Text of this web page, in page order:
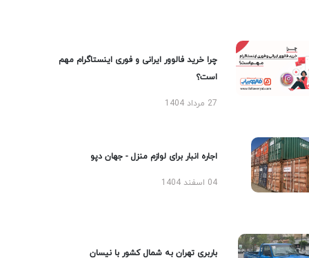
چرا خرید فالوور ایرانی و فوری اینستاگرام مهم
است؟
27 مرداد 1404
اجاره انبار برای لوازم منزل - جهان دپو
04 اسفند 1404
باربری تهران به شمال کشور با نیسان